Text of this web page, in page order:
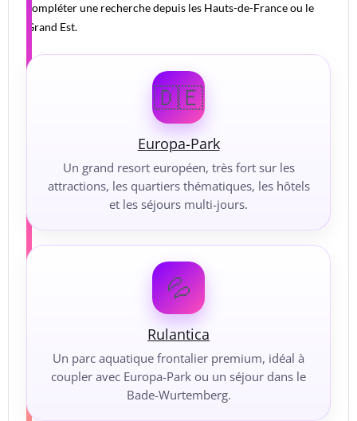
compléter une recherche depuis les Hauts-de-France ou le
Grand Est.
🇩🇪
Europa-Park
Un grand resort européen, très fort sur les
attractions, les quartiers thématiques, les hôtels
et les séjours multi-jours.
💦
Rulantica
Un parc aquatique frontalier premium, idéal à
coupler avec Europa-Park ou un séjour dans le
Bade-Wurtemberg.